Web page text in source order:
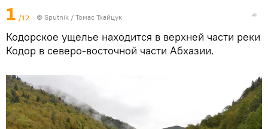
1 /12 © Sputnik / Томас Тхайцук
Кодорское ущелье находится в верхней части реки
Кодор в северо-восточной части Абхазии.